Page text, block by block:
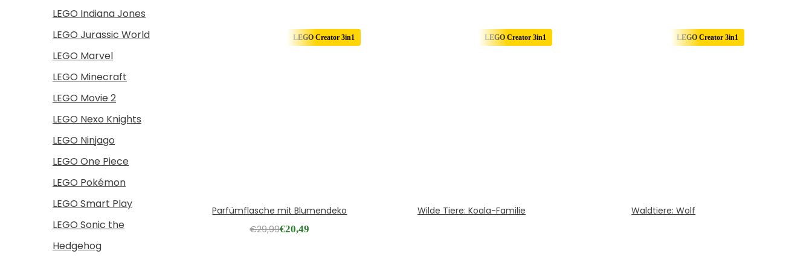
LEGO Creator 3in1
Parfümflasche mit Blumendeko
€29,99€20,49
LEGO Creator 3in1
Wilde Tiere: Koala-Familie
LEGO Creator 3in1
Waldtiere: Wolf
LEGO Indiana Jones
LEGO Jurassic World
LEGO Marvel
LEGO Minecraft
LEGO Movie 2
LEGO Nexo Knights
LEGO Ninjago
LEGO One Piece
LEGO Pokémon
LEGO Smart Play
LEGO Sonic the
Hedgehog